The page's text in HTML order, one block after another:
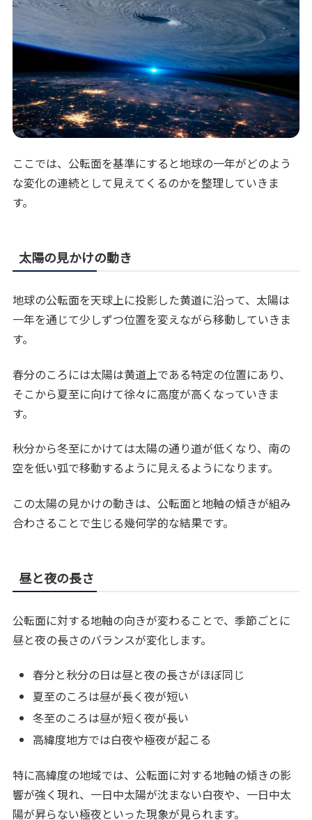
ここでは、公転面を基準にすると地球の一年がどのよう
な変化の連続として見えてくるのかを整理していきま
す。
太陽の見かけの動き
地球の公転面を天球上に投影した黄道に沿って、太陽は
一年を通じて少しずつ位置を変えながら移動していきま
す。
春分のころには太陽は黄道上である特定の位置にあり、
そこから夏至に向けて徐々に高度が高くなっていきま
す。
秋分から冬至にかけては太陽の通り道が低くなり、南の
空を低い弧で移動するように見えるようになります。
この太陽の見かけの動きは、公転面と地軸の傾きが組み
合わさることで生じる幾何学的な結果です。
昼と夜の長さ
公転面に対する地軸の向きが変わることで、季節ごとに
昼と夜の長さのバランスが変化します。
春分と秋分の日は昼と夜の長さがほぼ同じ
夏至のころは昼が長く夜が短い
冬至のころは昼が短く夜が長い
高緯度地方では白夜や極夜が起こる
特に高緯度の地域では、公転面に対する地軸の傾きの影
響が強く現れ、一日中太陽が沈まない白夜や、一日中太
陽が昇らない極夜といった現象が見られます。